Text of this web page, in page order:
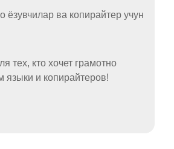
ёзувчилар ва копирайтер учун
тех, кто хочет грамотно
языки и копирайтеров!